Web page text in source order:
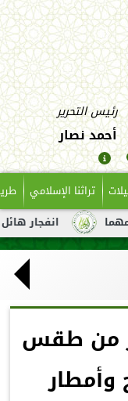
رئيس التحرير
أحمد نصار
تراثنا الإسلامي
انفجار هائل لناقلة نفط
من طقس
وأمطار